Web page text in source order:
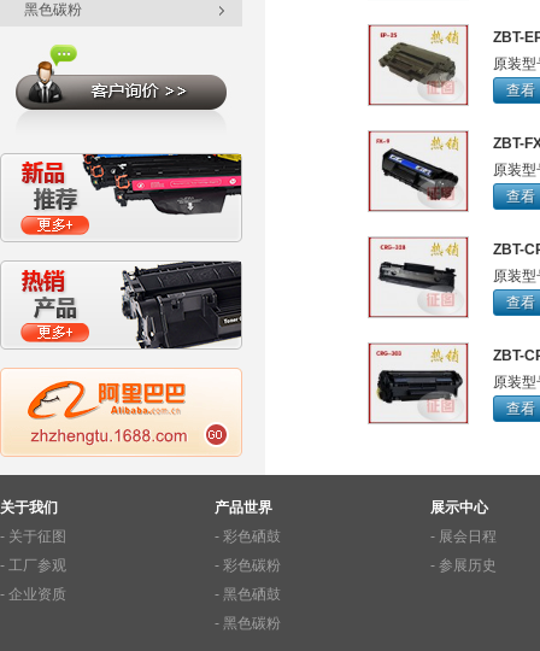
ZBT-
原装
查看
ZBT-
原装
查看
ZBT-
原装
查看
ZBT-
原装
查看
黑色碳粉
关于我们
- 关于征图
- 工厂参观
- 企业资质
产品世界
- 彩色硒鼓
- 彩色碳粉
- 黑色硒鼓
- 黑色碳粉
展示中心
- 展会日程
- 参展历史